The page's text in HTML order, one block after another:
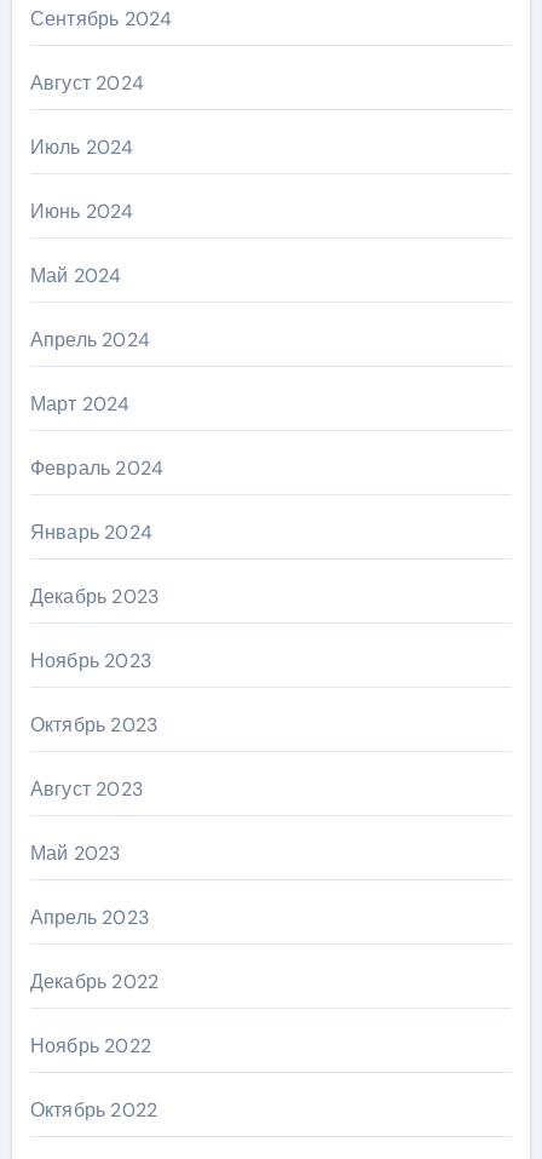
Сентябрь 2024
Август 2024
Июль 2024
Июнь 2024
Май 2024
Апрель 2024
Март 2024
Февраль 2024
Январь 2024
Декабрь 2023
Ноябрь 2023
Октябрь 2023
Август 2023
Май 2023
Апрель 2023
Декабрь 2022
Ноябрь 2022
Октябрь 2022